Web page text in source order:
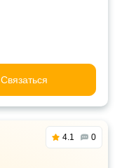
Связаться
4.1 0